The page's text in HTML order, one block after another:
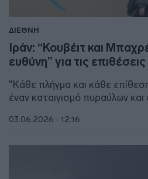
ΔΙΕΘΝΗ
Ιράν: “Κουβέιτ και
ευθύνη” για τις
"Κάθε πλήγμα και κάθε
έναν καταιγισμό πυραύλων
03.06.2026 - 12:16